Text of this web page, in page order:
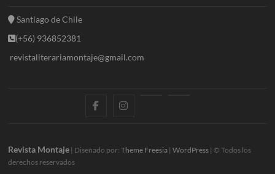
Santiago de Chile
(+56) 936852381
revistaliterariamontaje@gmail.com
c s t o
Revista Montaje | Diseñado por:Theme Freesia |WordPress | © Todos los
derechos reservados